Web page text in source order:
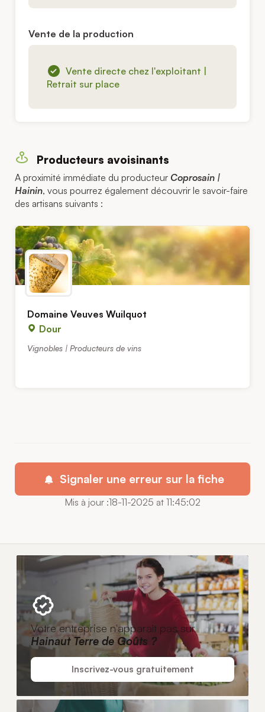
Vente de la production
Vente directe chez l'exploitant |
Retrait sur place
Producteurs avoisinants
A proximité immédiate du producteur Coprosain |
Hainin, vous pourrez également découvrir le savoir-faire
des artisans suivants :
Domaine Veuves Wuilquot
Dour
Vignobles | Producteurs de vins
Signaler une erreur sur la fiche
Mis à jour :18-11-2025 at 11:45:02
Votre entreprise n'apparaît pas sur
Hainaut Terre de Goûts ?
Inscrivez-vous gratuitement